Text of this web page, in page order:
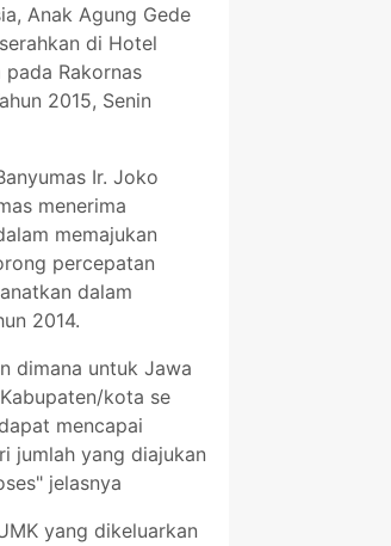
Anak Agung Gede
di Hotel
Rakornas
2015, Senin
Ir. Joko
menerima
memajukan
percepatan
dalam
2014.
dimana untuk Jawa
kota se
mencapai
jumlah yang diajukan
" jelasnya
yang dikeluarkan